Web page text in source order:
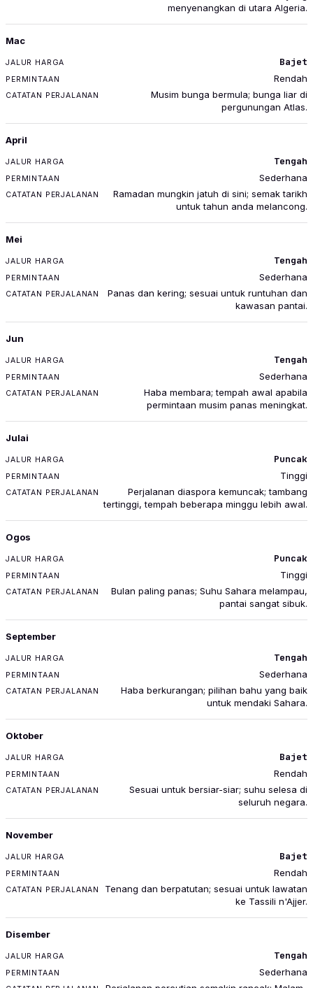
menyenangkan di utara Algeria.
Mac
Bajet
Rendah
Musim bunga bermula; bunga liar di
pergunungan Atlas.
April
Tengah
Sederhana
Ramadan mungkin jatuh di sini; semak tarikh
untuk tahun anda melancong.
Mei
Tengah
Sederhana
Panas dan kering; sesuai untuk runtuhan dan
kawasan pantai.
Jun
Tengah
Sederhana
Haba membara; tempah awal apabila
permintaan musim panas meningkat.
Julai
Puncak
Tinggi
Perjalanan diaspora kemuncak; tambang
tertinggi, tempah beberapa minggu lebih awal.
Ogos
Puncak
Tinggi
Bulan paling panas; Suhu Sahara melampau,
pantai sangat sibuk.
September
Tengah
Sederhana
Haba berkurangan; pilihan bahu yang baik
untuk mendaki Sahara.
Oktober
Bajet
Rendah
Sesuai untuk bersiar-siar; suhu selesa di
seluruh negara.
November
Bajet
Rendah
Tenang dan berpatutan; sesuai untuk lawatan
ke Tassili n'Ajjer.
Disember
Tengah
Sederhana